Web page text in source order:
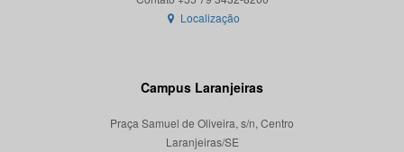
Localização
Campus Laranjeiras
Praça Samuel de Oliveira, s/n, Centro
Laranjeiras/SE